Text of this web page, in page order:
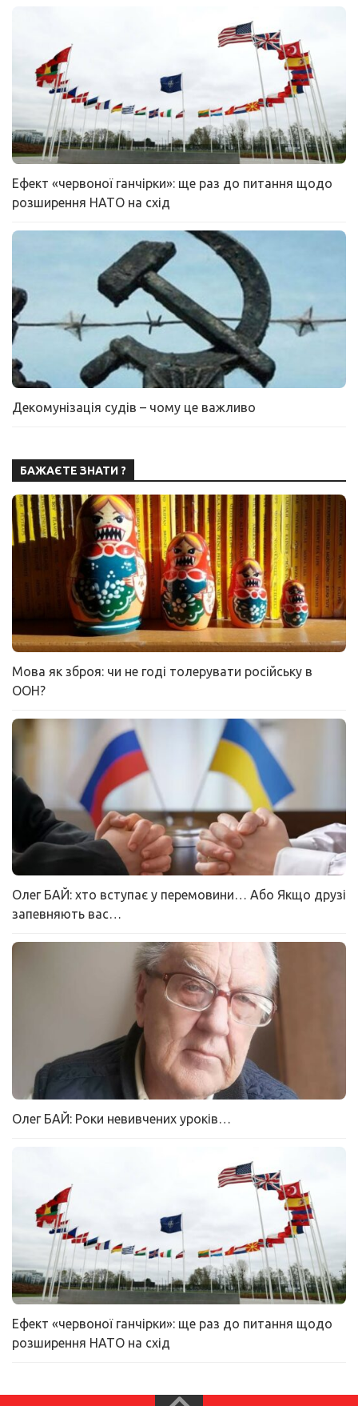
Ефект «червоної ганчірки»: ще раз до питання щодо
розширення НАТО на схід
Декомунізація судів – чому це важливо
БАЖАЄТЕ ЗНАТИ ?
Мова як зброя: чи не годі толерувати російську в
ООН?
Олег БАЙ: хто вступає у перемовини… Або Якщо друзі
запевняють вас…
Олег БАЙ: Роки невивчених уроків…
Ефект «червоної ганчірки»: ще раз до питання щодо
розширення НАТО на схід